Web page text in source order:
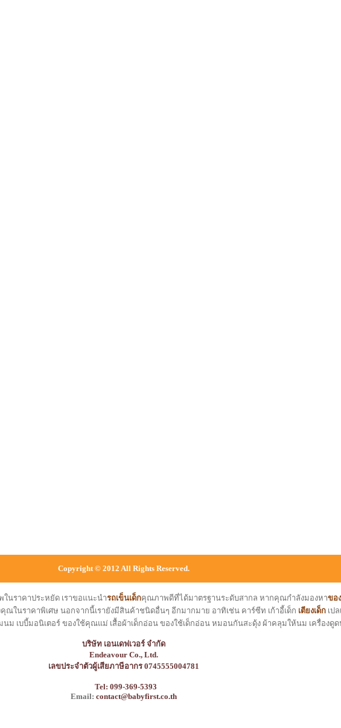
Copyright © 2012 All Rights Reserved.
นราคาประหยัด เราขอแนะนำรถเข็นเด็กคุณภาพดีที่ได้มาตรฐานระดับสากล หากคุณกำลังมองหาขอ
ณในราคาพิเศษ นอกจากนี้เรายังมีสินค้าชนิดอื่นๆ อีกมากมาย อาทิเช่น คาร์ซีท เก้าอี้เด็ก เตียงเด็ก เป
นม เบบี้มอนิเตอร์ ของใช้คุณแม่ เสื้อผ้าเด็กอ่อน ของใช้เด็กอ่อน หมอนกันสะดุ้ง ผ้าคลุมให้นม เครื่องดู
บริษัท เอนเดฟเวอร์ จำกัด
Endeavour Co., Ltd.
เลขประจำตัวผู้เสียภาษีอากร 0745555004781
Tel: 099-369-5393
Email: contact@babyfirst.co.th